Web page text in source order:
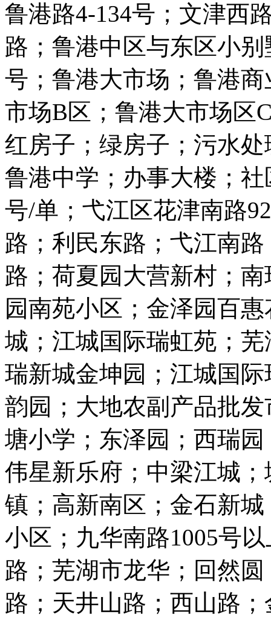
鲁港路4-134号；文津西
路；鲁港中区与东区小
号；鲁港大市场；鲁港
市场B区；鲁港大市场区
红房子；绿房子；污水
鲁港中学；办事大楼；
号/单；弋江区花津南路
路；利民东路；弋江南
路；荷夏园大营新村；
园南苑小区；金泽园百
城；江城国际瑞虹苑；
瑞新城金坤园；江城国
韵园；大地农副产品批
塘小学；东泽园；西瑞
伟星新乐府；中梁江城
镇；高新南区；金石新
小区；九华南路1005号
路；芜湖市龙华；回然
路；天井山路；西山路